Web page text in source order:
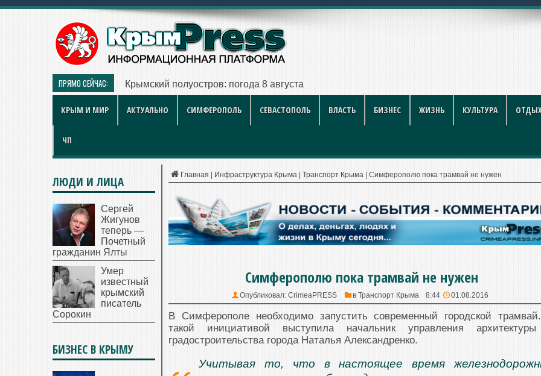
ПРЯМО СЕЙЧАС: Рынок квартир Энгельса в 2026 году: по
КРЫМ И МИР АКТУАЛЬНО СИМФЕРОПОЛЬ СЕВАСТОПОЛЬ ВЛАСТЬ БИЗНЕС ЖИЗНЬ КУЛЬТУРА
ЧП
Главная Инфраструктура Крыма Транспорт Крыма Симферополю пока трамвай не нужен
Симферополю пока трамвай не нужен
Опубликовал: CrimeaPRESS в Транспорт Крыма 8:44 01.08.2016
В Симферополе необходимо запустить современный городской
такой инициативой выступила начальник управления
градостроительства города Наталья Александренко.
Учитывая то, что в настоящее время
ЛЮДИ И ЛИЦА
Сергей
Жигунов
теперь —
Почетный
гражданин Ялты
Умер
известный
крымский
писатель
Сорокин
БИЗНЕС В КРЫМУ